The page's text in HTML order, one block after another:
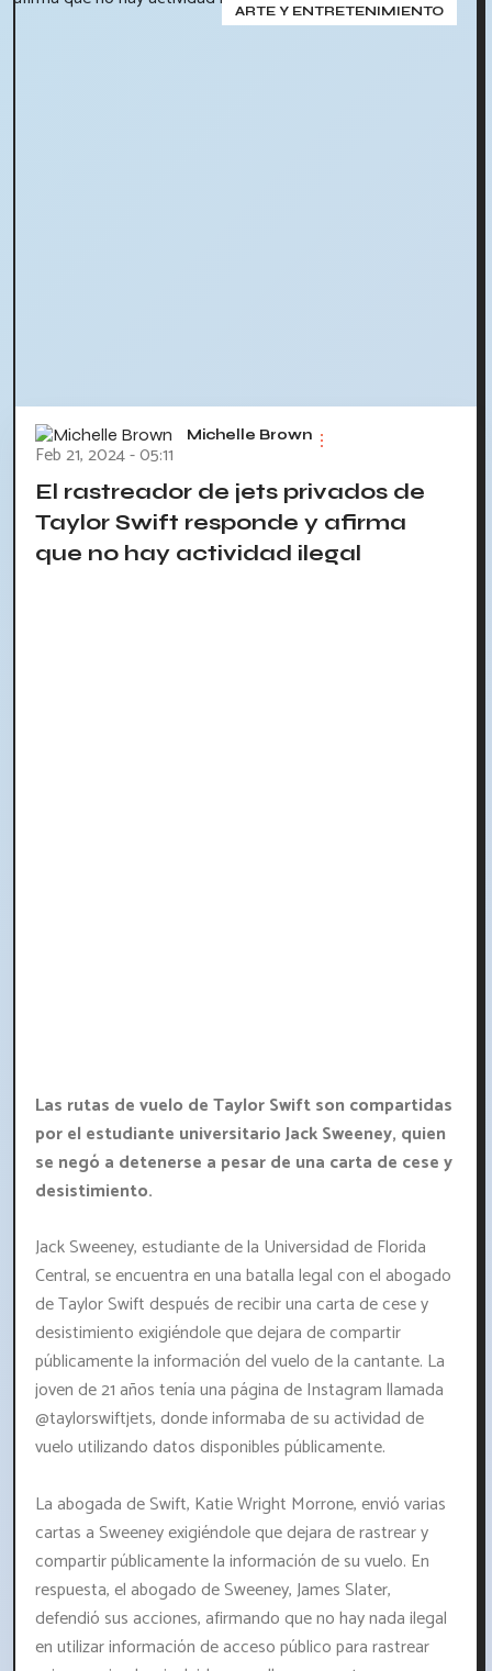
ARTE Y ENTRETENIMIENTO
Michelle Brown
Feb 21, 2024 - 05:11
El rastreador de jets privados de
Taylor Swift responde y afirma
que no hay actividad ilegal
Las rutas de vuelo de Taylor Swift son compartidas
por el estudiante universitario Jack Sweeney, quien
se negó a detenerse a pesar de una carta de cese y
desistimiento.
Jack Sweeney, estudiante de la Universidad de Florida
Central, se encuentra en una batalla legal con el abogado
de Taylor Swift después de recibir una carta de cese y
desistimiento exigiéndole que dejara de compartir
públicamente la información del vuelo de la cantante. La
joven de 21 años tenía una página de Instagram llamada
@taylorswiftjets, donde informaba de su actividad de
vuelo utilizando datos disponibles públicamente.
La abogada de Swift, Katie Wright Morrone, envió varias
cartas a Sweeney exigiéndole que dejara de rastrear y
compartir públicamente la información de su vuelo. En
respuesta, el abogado de Sweeney, James Slater,
defendió sus acciones, afirmando que no hay nada ilegal
en utilizar información de acceso público para rastrear